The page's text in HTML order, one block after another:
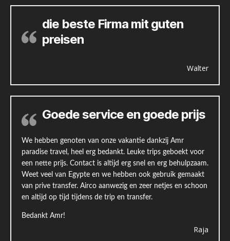
die beste Firma mit guten
preisen
Walter
Goede service en goede prijs
We hebben genoten van onze vakantie dankzij Amr
paradise travel, heel erg bedankt. Leuke trips geboekt voor
een nette prijs. Contact is altijd erg snel en erg behulpzaam.
Weet veel van Egypte en we hebben ook gebruik gemaakt
van prive transfer. Airco aanwezig en zeer netjes en schoon
en altijd op tijd tijdens de trip en transfer.
Bedankt Amr!
Raja